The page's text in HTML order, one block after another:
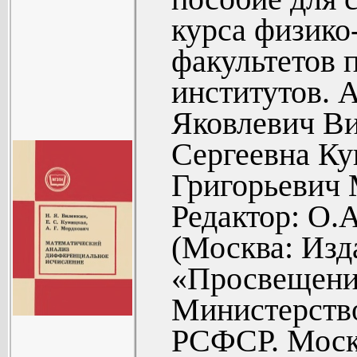
институтов...
курса
факультетов
институтов.
Яковлевич
Сергеевна
Редактор:
(Москва:
РСФСР.